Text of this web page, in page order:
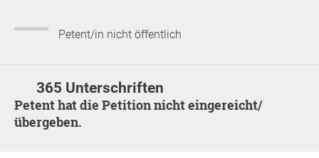
Petent/in nicht öffentlich
365 Unterschriften
Petent hat die Petition nicht eingereicht/
übergeben.